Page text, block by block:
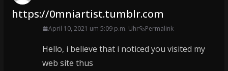
https://0mniartist.tumblr.com
April 10, 2021 um 5:09 p.m. Uhr Permalink
Hello, i believe that i noticed you visited my
web site thus